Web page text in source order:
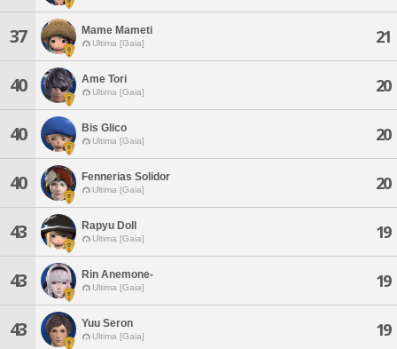
37 Mame Mameti
Ultima [Gaia] 21
40 Ame Tori
Ultima [Gaia] 20
40 Bis Glico
Ultima [Gaia] 20
40 Fennerias Solidor
Ultima [Gaia] 20
43 Rapyu Doll
Ultima [Gaia] 19
43 Rin Anemone-
Ultima [Gaia] 19
43 Yuu Seron
Ultima [Gaia] 19